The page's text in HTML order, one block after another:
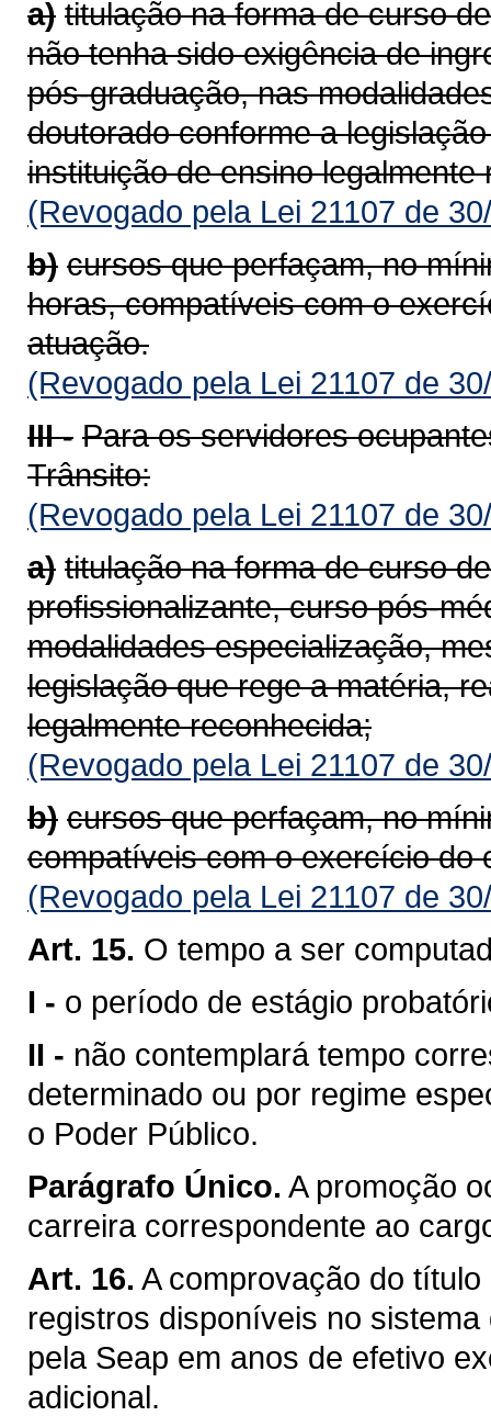
a) titulação na forma de curso
não tenha sido exigência de
pós-graduação, nas
doutorado conforme a
instituição de ensino legalmente
(Revogado pela Lei 21107 de
b) cursos que perfaçam, no
horas, compatíveis com o
atuação.
(Revogado pela Lei 21107 de
III - Para os servidores
Trânsito:
(Revogado pela Lei 21107 de
a) titulação na forma de curso
profissionalizante, curso pós-
modalidades especialização,
legislação que rege a matéria,
legalmente reconhecida;
(Revogado pela Lei 21107 de
b) cursos que perfaçam, no
compatíveis com o exercício do
(Revogado pela Lei 21107 de
Art. 15. O tempo a ser
I - o período de estágio
II - não contemplará tempo
determinado ou por regime
o Poder Público.
Parágrafo Único. A promoção
carreira correspondente ao
Art. 16. A comprovação do
registros disponíveis no
pela Seap em anos de efetivo
adicional.